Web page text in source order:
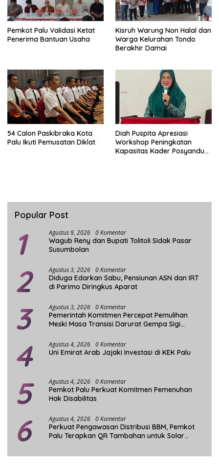
Pemkot Palu Validasi Ketat
Penerima Bantuan Usaha
Kisruh Warung Non Halal dan
Warga Kelurahan Tondo
Berakhir Damai
54 Calon Paskibraka Kota
Palu Ikuti Pemusatan Diklat
Diah Puspita Apresiasi
Workshop Peningkatan
Kapasitas Kader Posyandu
Popular Post
1 Agustus 9, 2026 0 Komentar
Wagub Reny dan Bupati Tolitoli Sidak Pasar
Susumbolan
2 Agustus 3, 2026 0 Komentar
Diduga Edarkan Sabu, Pensiunan ASN dan IRT
di Parimo Diringkus Aparat
3 Agustus 3, 2026 0 Komentar
Pemerintah Komitmen Percepat Pemulihan
Meski Masa Transisi Darurat Gempa Sigi
4 Agustus 4, 2026 0 Komentar
Uni Emirat Arab Jajaki Investasi di KEK Palu
5 Agustus 4, 2026 0 Komentar
Pemkot Palu Perkuat Komitmen Pemenuhan
Hak Disabilitas
6 Agustus 4, 2026 0 Komentar
Perkuat Pengawasan Distribusi BBM, Pemkot
Palu Terapkan QR Tambahan untuk Solar